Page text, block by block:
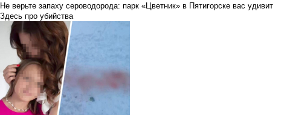
Не верьте запаху сероводорода: парк «Цветник» в Пятигорске вас удивит
Здесь про убийства